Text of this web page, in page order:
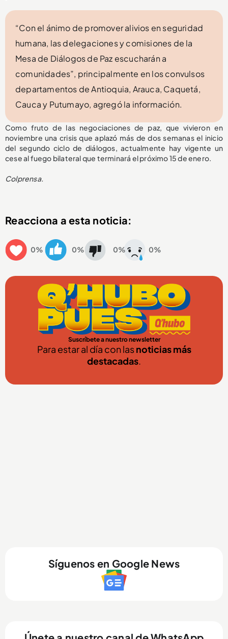
“Con el ánimo de promover alivios en seguridad
humana, las delegaciones y comisiones de la
Mesa de Diálogos de Paz escucharán a
comunidades”, principalmente en los convulsos
departamentos de Antioquia, Arauca, Caquetá,
Cauca y Putumayo, agregó la información.
Como fruto de las negociaciones de paz, que vivieron en
noviembre una crisis que aplazó más de dos semanas el inicio
del segundo ciclo de diálogos, actualmente hay vigente un
cese al fuego bilateral que terminará el próximo 15 de enero.
Colprensa.
Reacciona a esta noticia:
0% 0% 0% 0%
Suscríbete a nuestro newsletter
Para estar al día con lasnoticias más
destacadas.
Síguenos en Google News